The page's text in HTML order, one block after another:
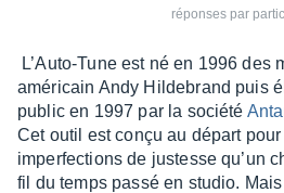
réponses par
L’Auto-Tune est né en 1996 des
améri­cain Andy Hilde­brand puis
public en 1997 par la société
Cet outil est conçu au départ
imper­fec­tions de justesse qu’un
fil du temps passé en studio.